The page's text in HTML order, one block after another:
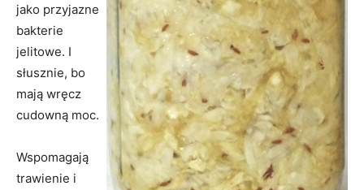
jako przyjazne
bakterie
jelitowe. I
słusznie, bo
mają wręcz
cudowną moc.
Wspomagają
trawienie i